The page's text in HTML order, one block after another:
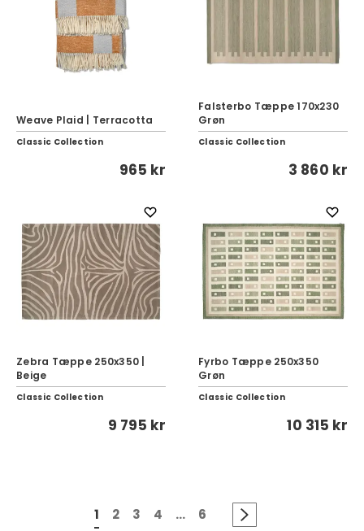
Weave Plaid | Terracotta
Classic Collection
965 kr
Falsterbo Tæppe 170x230
Grøn
Classic Collection
3 860 kr
Zebra Tæppe 250x350 |
Beige
Classic Collection
9 795 kr
Fyrbo Tæppe 250x350
Grøn
Classic Collection
10 315 kr
1 2 3 4 ... 6